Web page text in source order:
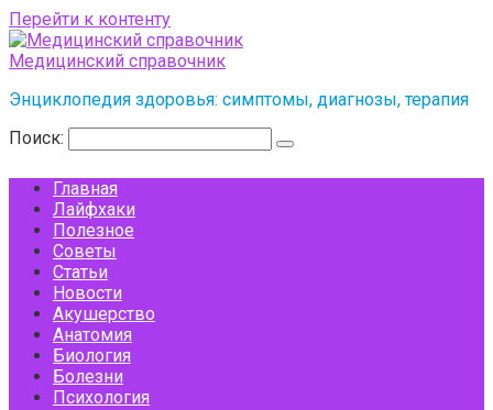
Перейти к контенту
Медицинский справочник
Энциклопедия здоровья: симптомы, диагнозы, терапия
Поиск:
Главная
Лайфхаки
Полезное
Советы
Статьи
Новости
Акушерство
Анатомия
Биология
Болезни
Психология